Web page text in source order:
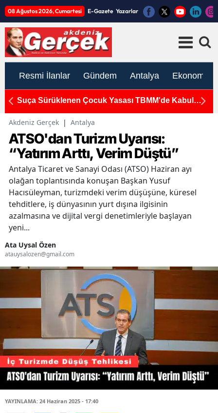
08 Ağustos 2026, Cumartesi E-Gazete Yazarlar
Resmi İlanlar Gündem Antalya Ekonomi
Suça Sürüklenen Çocuk Yasası TBMM'de Kabul
Akdeniz Gerçek | Antalya
ATSO'dan Turizm Uyarısı:
“Yatırım Arttı, Verim Düştü”
Antalya Ticaret ve Sanayi Odası (ATSO) Haziran ayı
olağan toplantısında konuşan Başkan Yusuf
Hacısüleyman, turizmdeki verim düşüşüne, küresel
tehditlere, iş dünyasının yurt dışına ilgisinin
azalmasına ve dijital vergi denetimleriyle başlayan
yeni...
Ata Uysal Özen
atauysalozen@gmail.com
YAYINLAMA: 24 Haziran 2025 - 17:40